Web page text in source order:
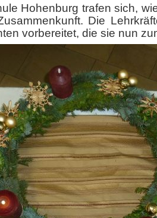
Hohenburg trafen sich,
Die
vorbereitet, die sie nun